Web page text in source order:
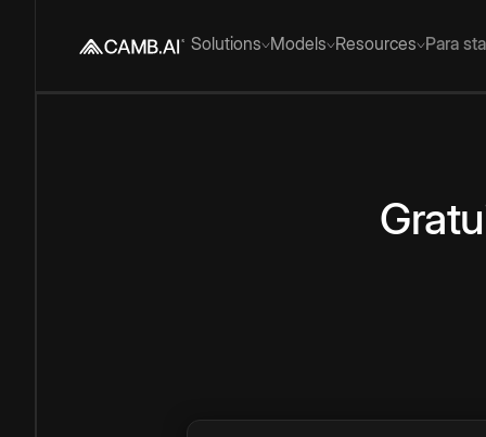
Solutions Models Resources Para